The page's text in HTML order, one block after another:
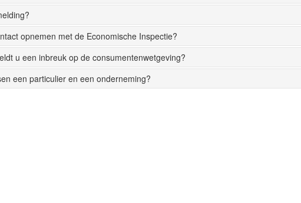
opnemen met de Economische Inspectie?
u een inbreuk op de consumentenwetgeving?
een particulier en een onderneming?